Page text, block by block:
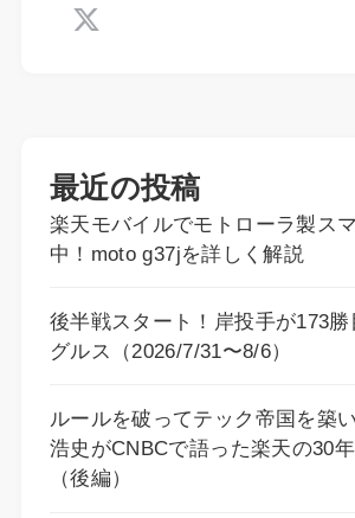
最近の投稿
楽天モバイルでモトローラ製ス
中！moto g37jを詳しく解説
後半戦スタート！岸投手が173
グルス（2026/7/31〜8/6）
ルールを破ってテック帝国を築
浩史がCNBCで語った楽天の30
（後編）